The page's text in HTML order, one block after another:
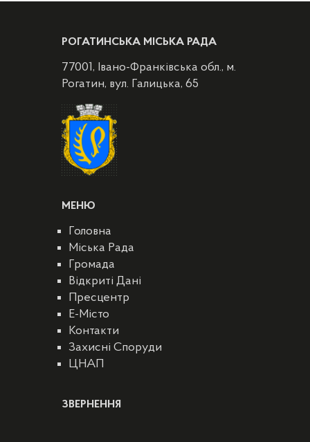
РОГАТИНСЬКА МІСЬКА РАДА
77001, Івано-Франківська обл., м.
Рогатин, вул. Галицька, 65
МЕНЮ
Головна
Міська Рада
Громада
Відкриті Дані
Пресцентр
E-Місто
Контакти
Захисні Споруди
ЦНАП
ЗВЕРНЕННЯ